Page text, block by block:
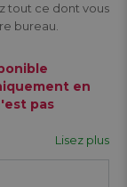
tout ce dont vous
bureau.
en
pas
Lisez plus